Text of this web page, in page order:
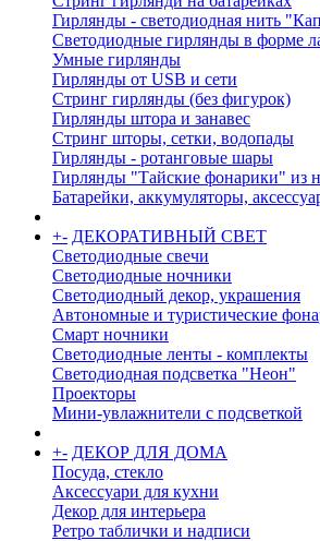
Гирлянды - светодиодная нить
Светодиодные гирлянды в форме
Умные гирлянды
Гирлянды от USB и сети
Стринг гирлянды (без фигурок)
Гирлянды штора и занавес
Стринг шторы, сетки, водопады
Гирлянды - ротанговые шары
Гирлянды "Тайские фонарики" из
Батарейки, аккумуляторы,
+- ДЕКОРАТИВНЫЙ СВЕТ
Светодиодные свечи
Светодиодные ночники
Светодиодный декор, украшения
Автономные и туристические
Смарт ночники
Светодиодные ленты - комплекты
Светодиодная подсветка "Неон"
Проекторы
Мини-увлажнители с подсветкой
+- ДЕКОР ДЛЯ ДОМА
Посуда, стекло
Аксессуари для кухни
Декор для интерьера
Ретро таблички и надписи